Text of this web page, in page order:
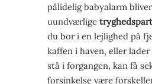
pålidelig babyalarm
uundværlige
du bor i en lejlighed på
kaffen i haven, eller
stå i forgangen, kan få
forsinkelse være